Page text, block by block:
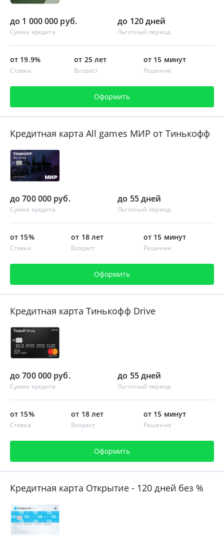
до 1 000 000 руб.
Сумма кредита
до 120 дней
Льготный период
от 19.9%
Ставка
от 25 лет
Возраст
от 15 минут
Решение
Оформить
Кредитная карта All games МИР от Тинькофф
до 700 000 руб.
Сумма кредита
до 55 дней
Льготный период
от 15%
Ставка
от 18 лет
Возраст
от 15 минут
Решение
Оформить
Кредитная карта Тинькофф Drive
до 700 000 руб.
Сумма кредита
до 55 дней
Льготный период
от 15%
Ставка
от 18 лет
Возраст
от 15 минут
Решение
Оформить
Кредитная карта Открытие - 120 дней без %